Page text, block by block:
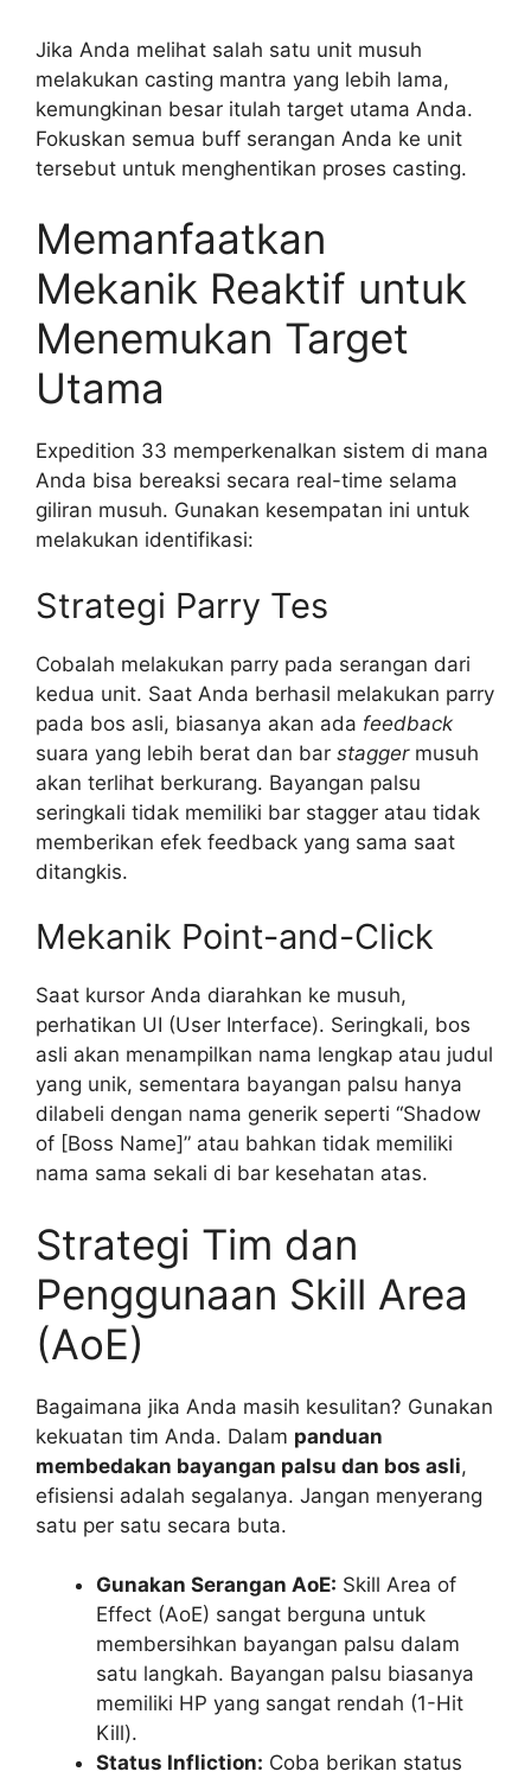
Jika Anda melihat salah satu unit musuh
melakukan casting mantra yang lebih lama,
kemungkinan besar itulah target utama Anda.
Fokuskan semua buff serangan Anda ke unit
tersebut untuk menghentikan proses casting.
Memanfaatkan
Mekanik Reaktif untuk
Menemukan Target
Utama
Expedition 33 memperkenalkan sistem di mana
Anda bisa bereaksi secara real-time selama
giliran musuh. Gunakan kesempatan ini untuk
melakukan identifikasi:
Strategi Parry Tes
Cobalah melakukan parry pada serangan dari
kedua unit. Saat Anda berhasil melakukan parry
pada bos asli, biasanya akan ada feedback
suara yang lebih berat dan bar staggermusuh
akan terlihat berkurang. Bayangan palsu
seringkali tidak memiliki bar stagger atau tidak
memberikan efek feedback yang sama saat
ditangkis.
Mekanik Point-and-Click
Saat kursor Anda diarahkan ke musuh,
perhatikan UI (User Interface). Seringkali, bos
asli akan menampilkan nama lengkap atau judul
yang unik, sementara bayangan palsu hanya
dilabeli dengan nama generik seperti “Shadow
of [Boss Name]” atau bahkan tidak memiliki
nama sama sekali di bar kesehatan atas.
Strategi Tim dan
Penggunaan Skill Area
(AoE)
Bagaimana jika Anda masih kesulitan? Gunakan
kekuatan tim Anda. Dalam panduan
membedakan bayangan palsu dan bos asli,
efisiensi adalah segalanya. Jangan menyerang
satu per satu secara buta.
Gunakan Serangan AoE: Skill Area of
Effect (AoE) sangat berguna untuk
membersihkan bayangan palsu dalam
satu langkah. Bayangan palsu biasanya
memiliki HP yang sangat rendah (1-Hit
Kill).
Status Infliction: Coba berikan status